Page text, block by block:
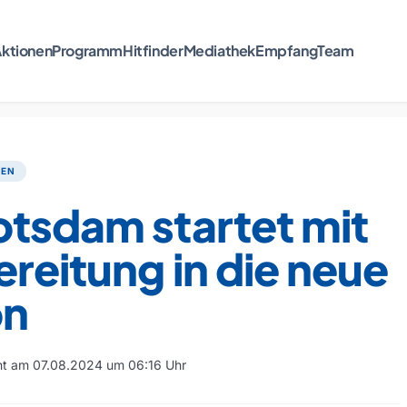
ProgrammHitfinderMediathekEmpfangTeam
startet mit
in die neue
am 07.08.2024 um 06:16 Uhr